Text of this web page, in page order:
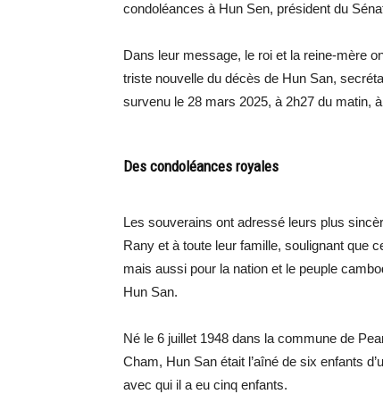
condoléances à Hun Sen, président du
Dans leur message, le roi et la reine-mère
triste nouvelle du décès de Hun San,
survenu le 28 mars 2025, à 2h27 du matin,
Des condoléances royales
Les souverains ont adressé leurs plus
Rany et à toute leur famille, soulignant que
mais aussi pour la nation et le peuple
Hun San.
Né le 6 juillet 1948 dans la commune de
Cham, Hun San était l’aîné de six enfants
avec qui il a eu cinq enfants.